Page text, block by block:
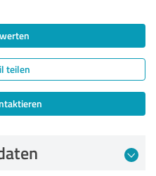
teilen